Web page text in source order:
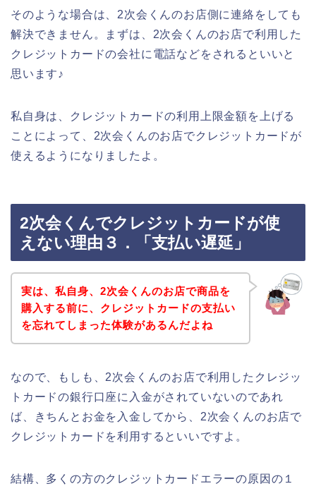
そのような場合は、2次会くんのお店側に連絡をしても
解決できません。まずは、2次会くんのお店で利用した
クレジットカードの会社に電話などをされるといいと
思います♪
私自身は、クレジットカードの利用上限金額を上げる
ことによって、2次会くんのお店でクレジットカードが
使えるようになりましたよ。
2次会くんでクレジットカードが使
えない理由３．「支払い遅延」
実は、私自身、2次会くんのお店で商品を
購入する前に、クレジットカードの支払い
を忘れてしまった体験があるんだよね
なので、もしも、2次会くんのお店で利用したクレジッ
トカードの銀行口座に入金がされていないのであれ
ば、きちんとお金を入金してから、2次会くんのお店で
クレジットカードを利用するといいですよ。
結構、多くの方のクレジットカードエラーの原因の１